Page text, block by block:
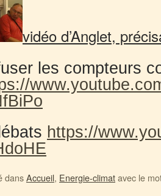
vidéo d’Anglet,
les compteurs
https://
dansAccueil, Energie-climatavec le